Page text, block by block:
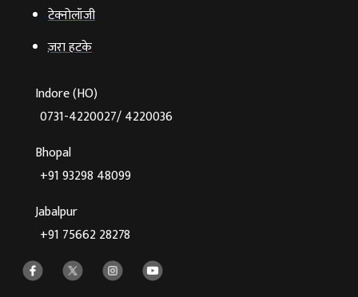
टेक्‍नोलॉजी
ज़रा हटके
Indore (HO)
0731-4220027/ 4220036
Bhopal
+91 93298 48099
Jabalpur
+91 75662 28278